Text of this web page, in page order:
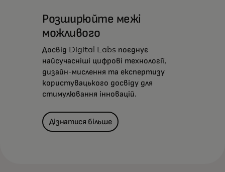
Розширюйте межі
можливого
Досвід Digital Labs поєднує
найсучасніші цифрові технології,
дизайн-мислення та експертизу
користувацького досвіду для
стимулювання інновацій.
Дізнатися більше